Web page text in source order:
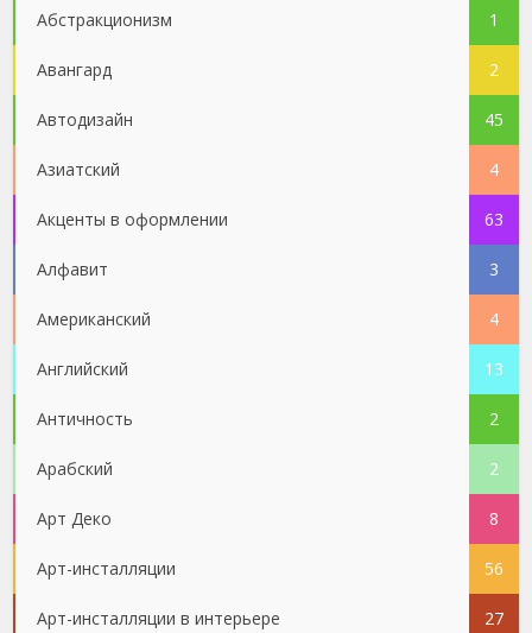
Абстракционизм 1
Авангард 2
Автодизайн 45
Азиатский 4
Акценты в оформлении 63
Алфавит 3
Американский 4
Английский 13
Античность 2
Арабский 2
Арт Деко 8
Арт-инсталляции 56
Арт-инсталляции в интерьере 27